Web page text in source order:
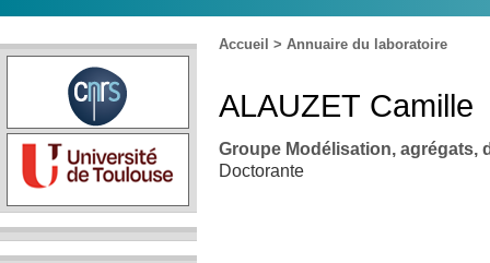
Accueil > Annuaire du laboratoire
ALAUZET Camille
Groupe Modélisation, agrégats,
Doctorante